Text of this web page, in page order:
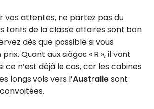
vos attentes, ne partez pas du
tarifs de la classe affaires sont bon
dès que possible si vous
Quant aux sièges « R », il vont
ce n’est déjà le cas, car les cabines
longs vols vers l’Australiesont